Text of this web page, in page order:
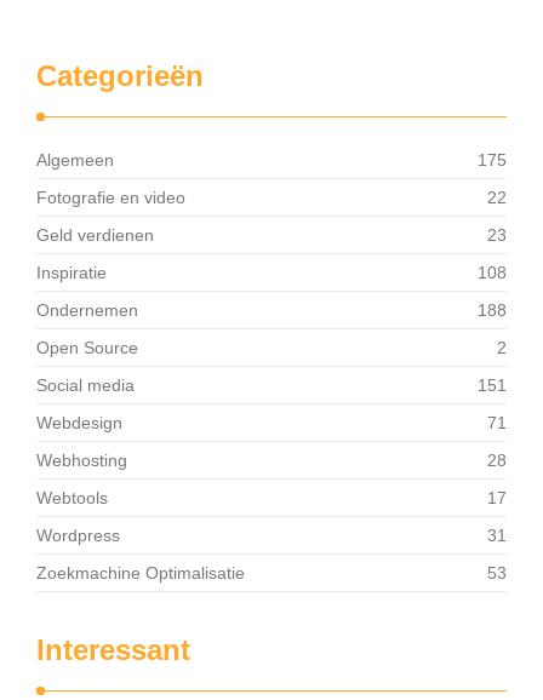
Categorieën
Algemeen
175
Fotografie en video
22
Geld verdienen
23
Inspiratie
108
Ondernemen
188
Open Source
2
Social media
151
Webdesign
71
Webhosting
28
Webtools
17
Wordpress
31
Zoekmachine Optimalisatie
53
Interessant